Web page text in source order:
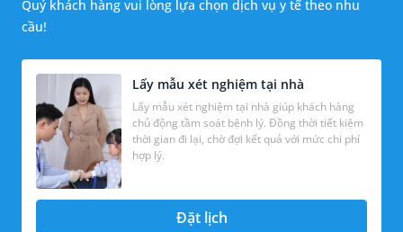
Quý khách hàng vui lòng lựa chọn dịch vụ y tế theo nhu
cầu!
Lấy mẫu xét nghiệm tại nhà
Lấy mẫu xét nghiệm tại nhà giúp khách hàng
chủ động tầm soát bệnh lý. Đồng thời tiết kiệm
thời gian đi lại, chờ đợi kết quả với mức chi phí
hợp lý.
Đặt lịch